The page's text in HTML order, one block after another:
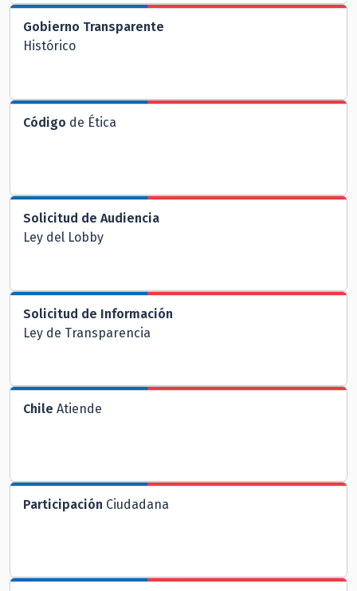
Gobierno Transparente
Histórico
Código de Ética
Solicitud de Audiencia
Ley del Lobby
Solicitud de Información
Ley de Transparencia
Chile Atiende
Participación Ciudadana